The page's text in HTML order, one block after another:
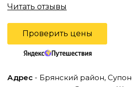
Читать отзывы
Проверить цены
Адрес - Брянский район,